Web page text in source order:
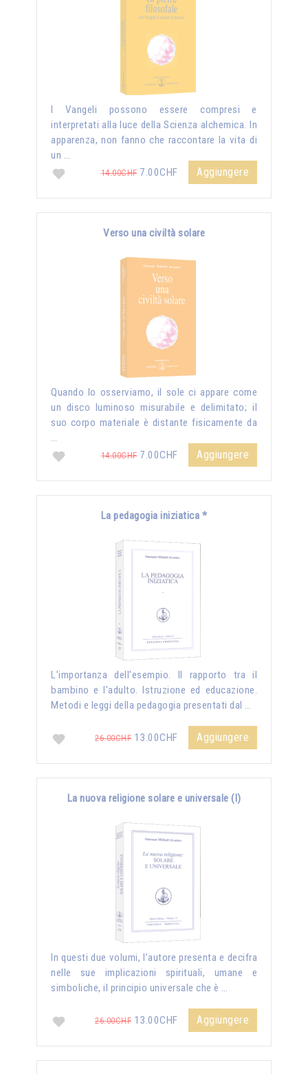
I Vangeli possono essere compresi e
interpretati alla luce della Scienza alchemica. In
apparenza, non fanno che raccontare la vita di
un …
14.00CHF7.00CHF Aggiungere
Verso una civiltà solare
Quando lo osserviamo, il sole ci appare come
un disco luminoso misurabile e delimitato; il
suo corpo materiale è distante fisicamente da
…
14.00CHF7.00CHF Aggiungere
La pedagogia iniziatica *
L’importanza dell’esempio. Il rapporto tra il
bambino e l'adulto. Istruzione ed educazione.
Metodi e leggi della pedagogia presentati dal …
26.00CHF 13.00CHF Aggiungere
La nuova religione solare e universale (I)
In questi due volumi, l’autore presenta e decifra
nelle sue implicazioni spirituali, umane e
simboliche, il principio universale che è …
26.00CHF 13.00CHF Aggiungere